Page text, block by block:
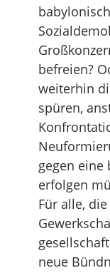
befreien?
weiterhin
spüren,
gegen eine
erfolgen
Für alle,
neue